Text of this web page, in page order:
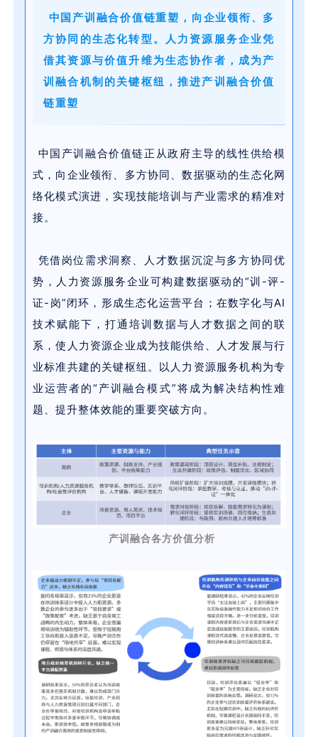
中国产训融合价值链重塑，向企业领衔、多
方协同的生态化转型。人力资源服务企业凭
借其资源与价值升维为生态协作者，成为产
训融合机制的关键枢纽，推进产训融合价值
链重塑
中国产训融合价值链正从政府主导的线性供给模
式，向企业领衔、多方协同、数据驱动的生态化网
络化模式演进，实现技能培训与产业需求的精准对
接。
凭借岗位需求洞察、人才数据沉淀与多方协同优
势，人力资源服务企业可构建数据驱动的“训-评-
证-岗”闭环，形成生态化运营平台；在数字化与AI
技术赋能下，打通培训数据与人才数据之间的联
系，使人力资源企业成为技能供给、人才发展与行
业标准共建的关键枢纽。以人力资源服务机构为专
业运营者的“产训融合模式”将成为解决结构性难
题、提升整体效能的重要突破方向。
产训融合各方价值分析